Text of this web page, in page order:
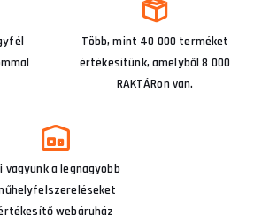
Több, mint 40 000 terméket
értékesítünk, amelyből 8 000
RAKTÁRon van.
vagyunk a legnagyobb
webáruház